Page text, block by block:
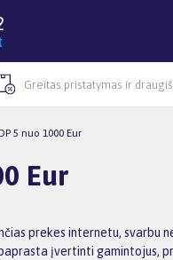
Greitas pristatymas ir
5 nuo 1000 Eur
Eur
prekes internetu,
įvertinti gamintojus,